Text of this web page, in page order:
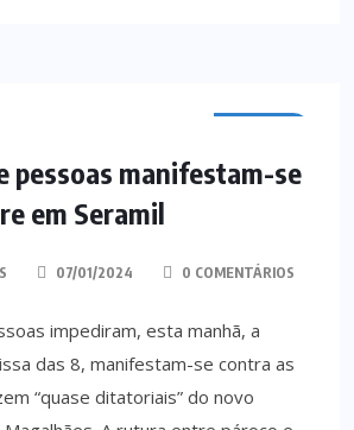
pessoas manifestam-se
em Seramil
07/01/2024 0 COMENTÁRIOS
impediram, esta manhã, a
das 8, manifestam-se contra as
“quase ditatoriais” do novo